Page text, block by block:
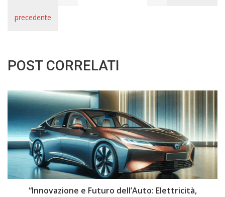
precedente
POST CORRELATI
“Innovazione e Futuro dell’Auto: Elettricità,